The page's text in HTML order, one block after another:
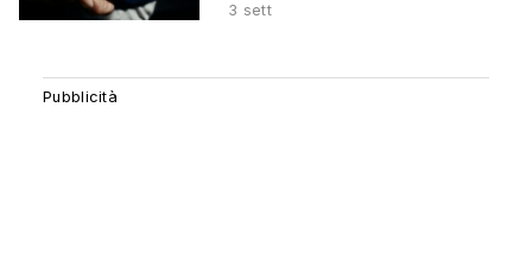
3 sett